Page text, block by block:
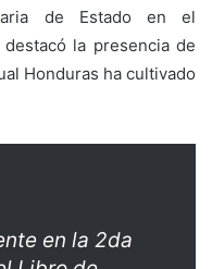
de Estado en el
la presencia de
Honduras ha cultivado
en la 2da